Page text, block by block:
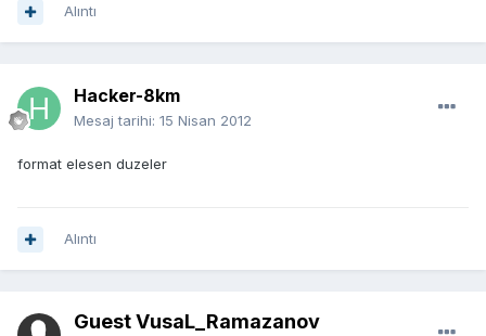
Alıntı
Hacker-8km
Mesaj tarihi: 15 Nisan 2012
format elesen duzeler
Alıntı
Guest VusaL_Ramazanov